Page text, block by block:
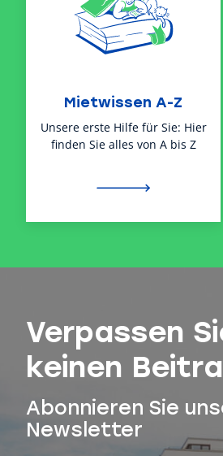
Mietwissen A-Z
Unsere erste Hilfe für Sie: Hier
finden Sie alles von A bis Z
Verpassen
keinen
Abonnieren Sie
Newsletter